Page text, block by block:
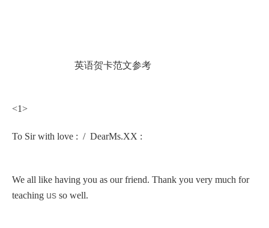
英语贺卡范文参考
<1>
To Sir with love : / DearMs.XX :
We all like having you as our friend. Thank you very much for
teaching us so well.